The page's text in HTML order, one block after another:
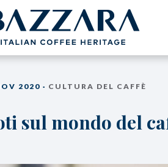
Compatibili Nespresso®
Academy
gratuita, in Italia, con tutti gli
2020 · CULTURA DEL CAFFÈ
sul mondo del